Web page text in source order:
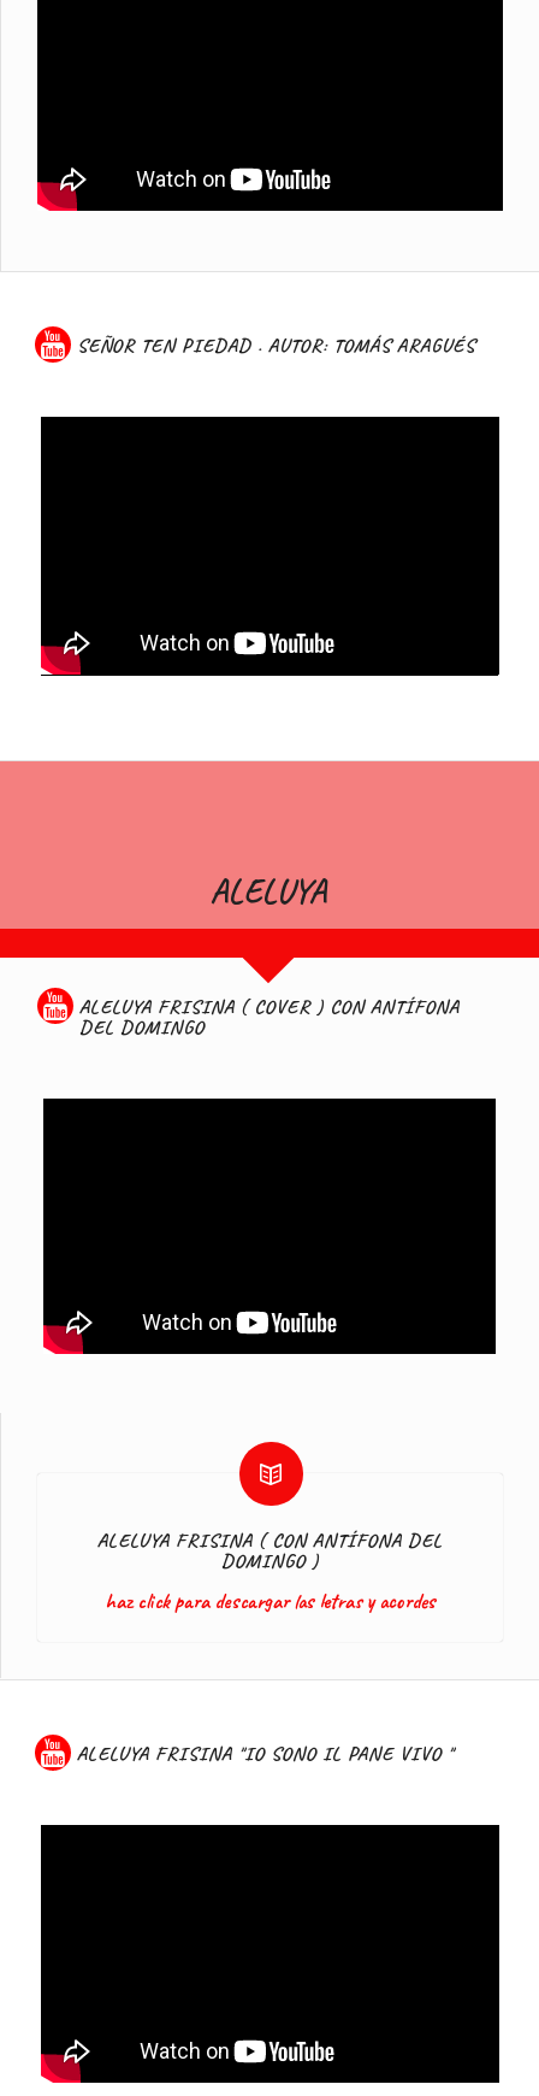
SEÑOR TEN PIEDAD . AUTOR: TOMÁS ARAGUÉS
ALELUYA
ALELUYA FRISINA ( COVER ) CON ANTÍFONA
DEL DOMINGO
ALELUYA FRISINA ( CON ANTÍFONA DEL
DOMINGO )
haz click para descargar las letras y acordes
ALELUYA FRISINA "IO SONO IL PANE VIVO "